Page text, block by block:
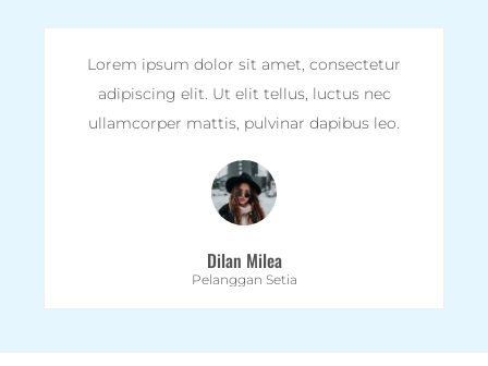
Lorem ipsum dolor sit amet, consectetur
adipiscing elit. Ut elit tellus, luctus nec
ullamcorper mattis, pulvinar dapibus leo.
Dilan Milea
Pelanggan Setia